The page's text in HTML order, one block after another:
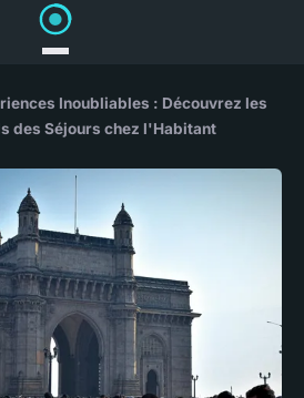
Inoubliables : Découvrez les
des Séjours chez l'Habitant